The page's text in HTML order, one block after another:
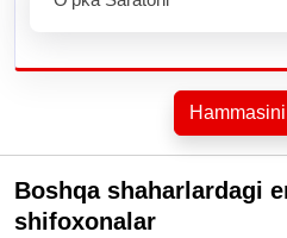
Boshqa shaharlardagi
shifoxonalar